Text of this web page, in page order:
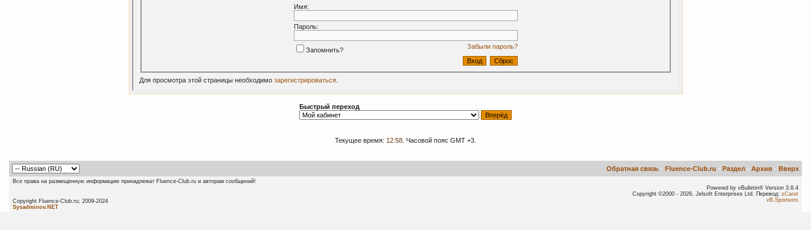
Имя:
Пароль:
Забыли пароль?
Запомнить?
Для просмотра этой страницы необходимо зарегистрироваться.
Быстрый переход
Текущее время: 12:58 . Часовой пояс GMT +3.
Обратная связь - Fluence-Club.ru - Раздел - Архив - Вверх
Все права на размещенную информацию принадлежат Fluence-Club.ru и авторам сообщений!
Copyright Fluence-Club.ru; 2009-2024
Sysadminov.NET
Powered by vBulletin® Version 3.8.4
Copyright ©2000 - 2026, Jelsoft Enterprises Ltd. Перевод: zCarot
vB.Sponsors